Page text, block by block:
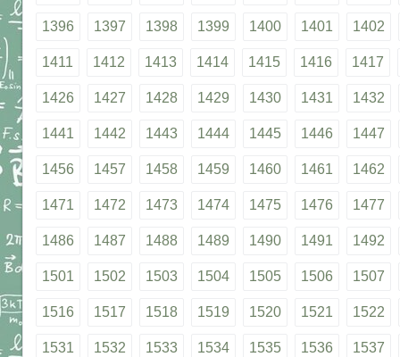
1396 1397 1398 1399 1400 1401 1402
1411 1412 1413 1414 1415 1416 1417
1426 1427 1428 1429 1430 1431 1432
1441 1442 1443 1444 1445 1446 1447
1456 1457 1458 1459 1460 1461 1462
1471 1472 1473 1474 1475 1476 1477
1486 1487 1488 1489 1490 1491 1492
1501 1502 1503 1504 1505 1506 1507
1516 1517 1518 1519 1520 1521 1522
1531 1532 1533 1534 1535 1536 1537